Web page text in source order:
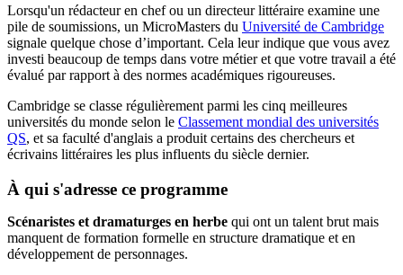
Lorsqu'un rédacteur en chef ou un directeur littéraire examine une
pile de soumissions, un MicroMasters du Université de Cambridge
signale quelque chose d’important. Cela leur indique que vous avez
investi beaucoup de temps dans votre métier et que votre travail a été
évalué par rapport à des normes académiques rigoureuses.
Cambridge se classe régulièrement parmi les cinq meilleures
universités du monde selon le Classement mondial des universités
QS, et sa faculté d'anglais a produit certains des chercheurs et
écrivains littéraires les plus influents du siècle dernier.
À qui s'adresse ce programme
Scénaristes et dramaturges en herbe qui ont un talent brut mais
manquent de formation formelle en structure dramatique et en
développement de personnages.